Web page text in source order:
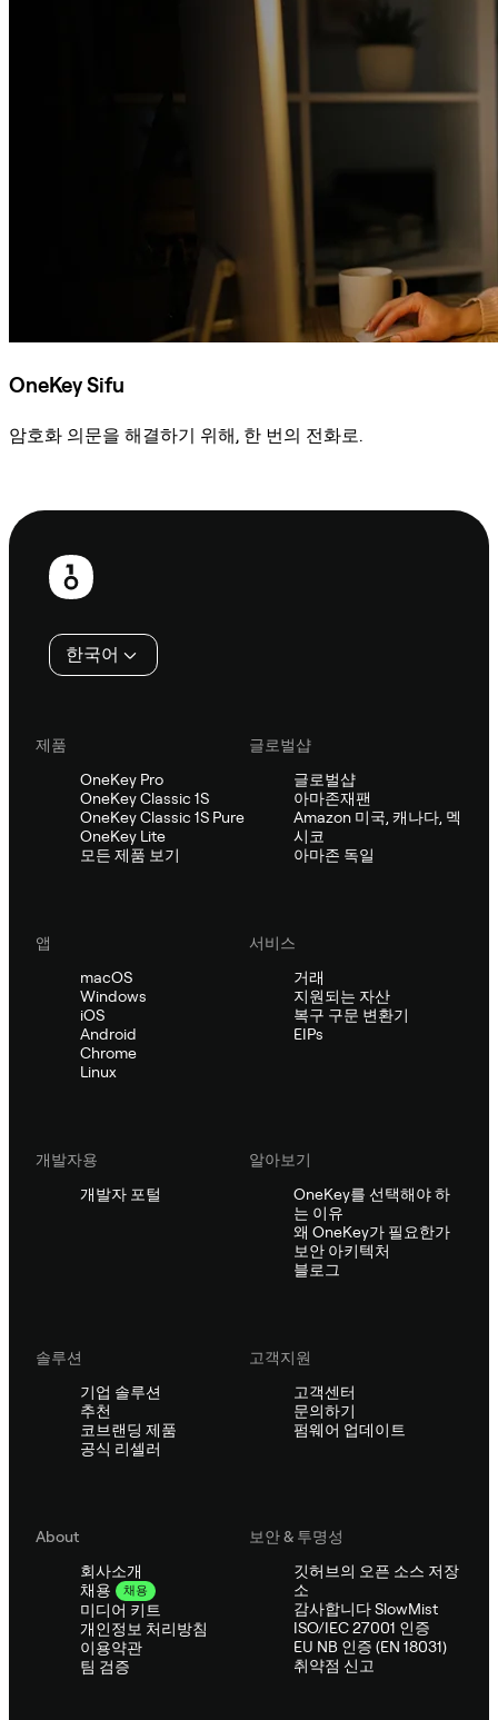
OneKey Sifu
암호화 의문을 해결하기 위해, 한 번의 전화로.
보
한국어
제품
OneKey Pro
OneKey Classic 1S
OneKey Classic 1S Pure
OneKey Lite
모든 제품 보기
글로벌샵
글로벌샵
아마존재팬
Amazon 미국, 캐나다, 멕
시코
아마존 독일
앱
macOS
Windows
iOS
Android
Chrome
Linux
서비스
거래
지원되는 자산
복구 구문 변환기
EIPs
개발자용
개발자 포털
알아보기
OneKey를 선택해야 하
는 이유
왜 OneKey가 필요한가
보안 아키텍처
블로그
솔루션
기업 솔루션
추천
코브랜딩 제품
공식 리셀러
고객지원
고객센터
문의하기
펌웨어 업데이트
About
회사소개
채용
채용
미디어 키트
개인정보 처리방침
이용약관
팀 검증
보안 & 투명성
깃허브의 오픈 소스 저장
소
감사합니다 SlowMist
ISO/IEC 27001 인증
EU NB 인증 (EN 18031)
취약점 신고